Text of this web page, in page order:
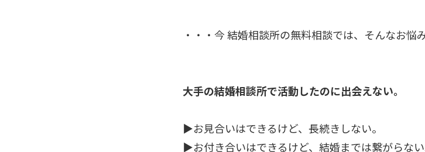
・・・今 結婚相談所の無料相談では、そんなお悩
大手の結婚相談所で活動したのに出会えない。
▶お見合いはできるけど、長続きしない。
▶お付き合いはできるけど、結婚までは繋がらない